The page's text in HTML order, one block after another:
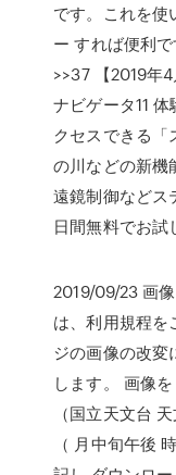
です。これを使
ー すれば便利
>>37 【2019年
ナビゲータ11
クセスできる「
の川などの新機
遠鏡制御などス
日間無料でお試
2019/09/23 画
は、利用規程を
ジの画像の改変
します。 画像
（国立天文台
（ 月中旬午後